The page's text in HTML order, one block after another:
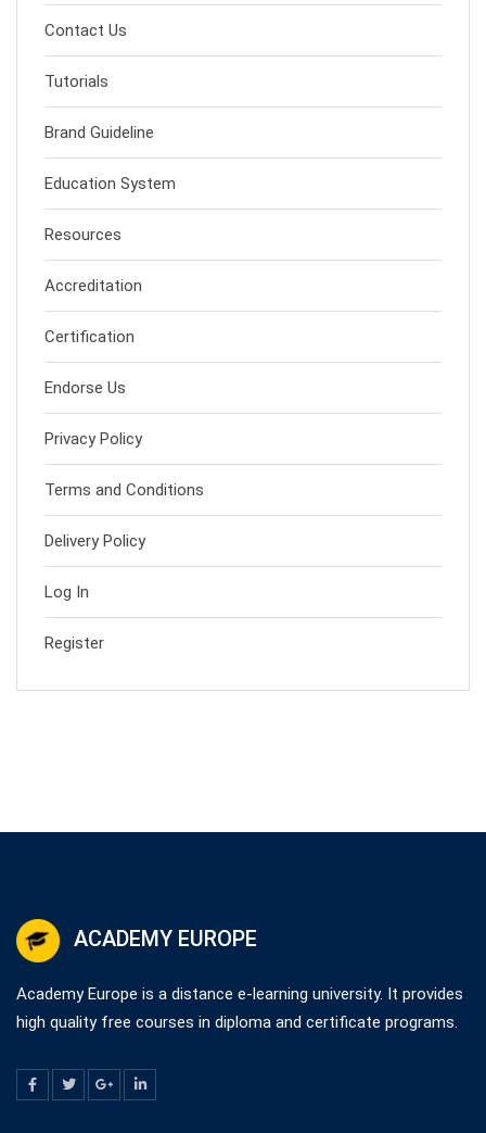
Contact Us
Tutorials
Brand Guideline
Education System
Resources
Accreditation
Certification
Endorse Us
Privacy Policy
Terms and Conditions
Delivery Policy
Log In
Register
ACADEMY EUROPE
Academy Europe is a distance e-learning university. It provides
high quality free courses in diploma and certificate programs.